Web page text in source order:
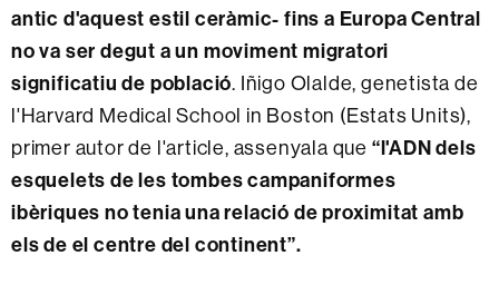
antic d'aquest estil ceràmic- fins a Europa Central
no va ser degut a un moviment migratori
significatiu de població. Iñigo Olalde, genetista de
l'Harvard Medical School in Boston (Estats Units),
primer autor de l'article, assenyala que “l'ADN dels
esquelets de les tombes campaniformes
ibèriques no tenia una relació de proximitat amb
els de el centre del continent”.